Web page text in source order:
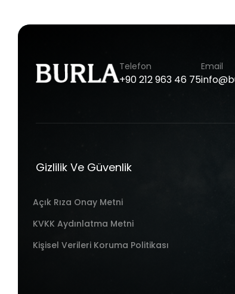
Telefon
+90212963 46 75
Email
Gizlilik Ve Güvenlik
Açık Rıza Onay Metni
KVKK Aydınlatma Metni
Kişisel Verileri Koruma Politikası